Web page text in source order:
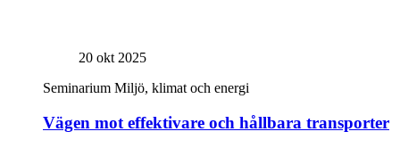
20 okt 2025
Seminarium Miljö, klimat och energi
Vägen mot effektivare och hållbara transporter